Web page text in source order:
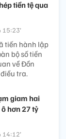
tiền tệ qua
tiến hành lập
bộ số tiền
về Đồn
tra.
giam hai
hơn 27 tỷ